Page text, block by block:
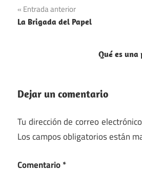
Economía
Navegación
de
Entrada anterior
La Brigada del Papel
Qué es
Dejar un comentario
Tu dirección de correo
Los campos obligatorios están
Comentario*